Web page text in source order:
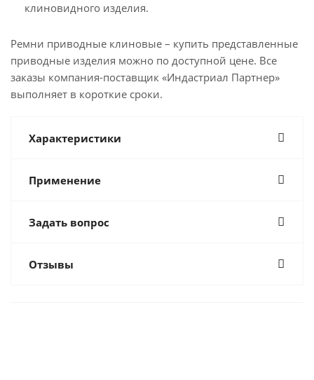
клиновидного изделия.
Ремни приводные клиновые – купить представленные
приводные изделия можно по доступной цене. Все
заказы компания-поставщик «Индастриал Партнер»
выполняет в короткие сроки.
Характеристики
Применение
Задать вопрос
Отзывы